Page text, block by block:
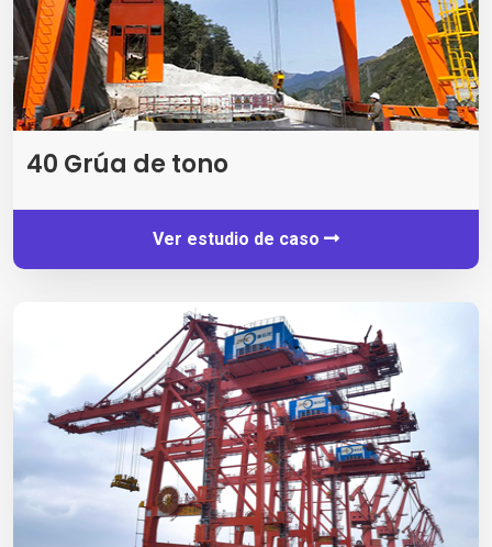
40 Grúa de tono
Ver estudio de caso